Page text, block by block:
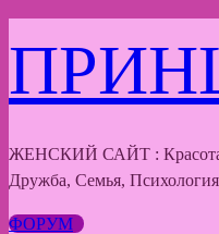
к
содержимому
ЖЕНСКИЙ САЙТ : Красота,
Дружба, Семья,
ФОРУМ